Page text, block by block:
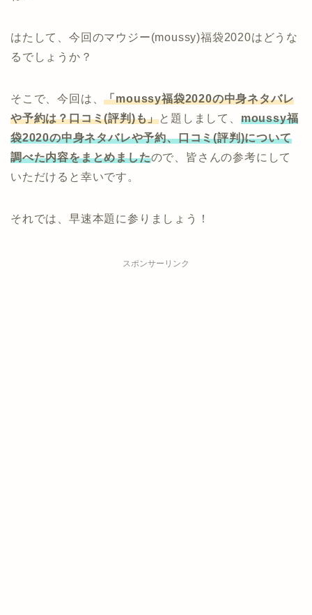
はたして、今回のマウジー(moussy)福袋2020はどうな
るでしょうか？
そこで、今回は、「moussy福袋2020の中身ネタバレ
や予約は？口コミ(評判)も」と題しまして、 moussy福
袋2020の中身ネタバレや予約、口コミ(評判)について
調べた内容をまとめましたので、皆さんの参考にして
いただけると幸いです。
それでは、早速本題に参りましょう！
スポンサーリンク